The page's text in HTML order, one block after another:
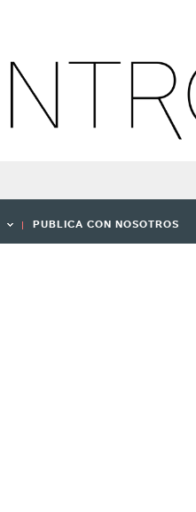
PUBLICA CON NOSOTROS